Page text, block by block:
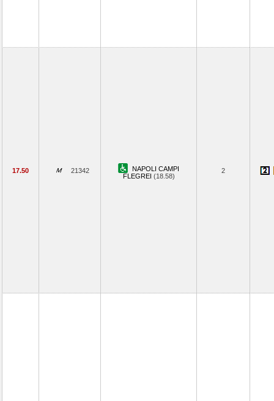
17.50 21342
NAPOLI CAMPI
FLEGREI (18.58)
2